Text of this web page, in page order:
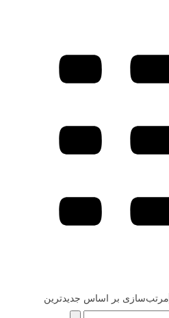
مرتب‌سازی بر اساس جدیدترین